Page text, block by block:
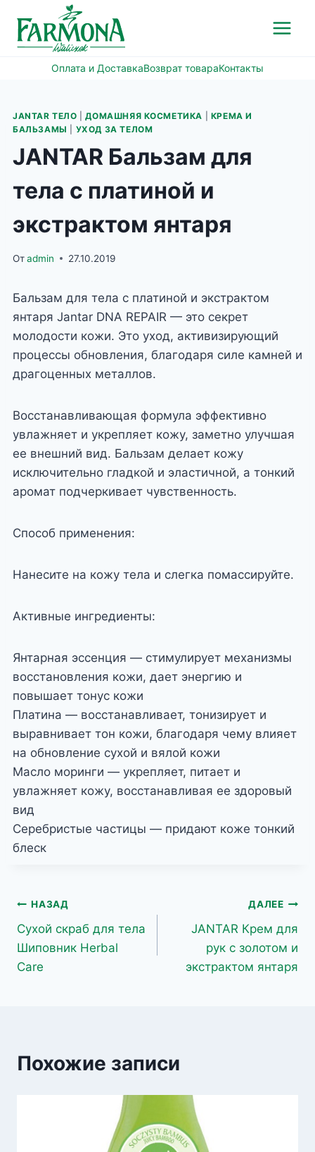
содержимому
Оплата и ДоставкаВозврат товараКонтакты
JANTAR ТЕЛО |ДОМАШНЯЯ КОСМЕТИКА
КРЕМА И
БАЛЬЗАМЫ
УХОД ЗА ТЕЛОМ
JANTAR Бальзам для
тела с платиной и
экстрактом янтаря
Отadmin 27.10.2019
Бальзам для тела с платиной и экстрактом
янтаря Jantar DNA REPAIR — это секрет
молодости кожи. Это уход, активизирующий
процессы обновления, благодаря силе камней и
драгоценных металлов.
Восстанавливающая формула эффективно
увлажняет и укрепляет кожу, заметно улучшая
ее внешний вид. Бальзам делает кожу
исключительно гладкой и эластичной, а тонкий
аромат подчеркивает чувственность.
Способ применения:
Нанесите на кожу тела и слегка помассируйте.
Активные ингредиенты:
Янтарная эссенция — стимулирует механизмы
восстановления кожи, дает энергию и
повышает тонус кожи
Платина — восстанавливает, тонизирует и
выравнивает тон кожи, благодаря чему влияет
на обновление сухой и вялой кожи
Масло моринги — укрепляет, питает и
увлажняет кожу, восстанавливая ее здоровый
вид
Серебристые частицы — придают коже тонкий
блеск
Навигация
по
записям
НАЗАД
Сухой скраб для тела
Шиповник Herbal
Care
ДАЛЕЕ
JANTAR Крем для
рук с золотом и
экстрактом янтаря
Похожие записи